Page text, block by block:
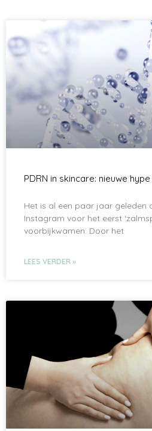
PDRN in skincare: nieuwe
Het is al een paar jaar geleden
Instagram voor het eerst
voorbijkwamen. Door het
LEES VERDER »